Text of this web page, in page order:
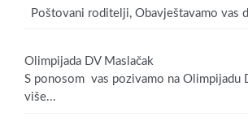
Poštovani roditelji, Obavještavamo vas
Olimpijada DV Maslačak
S ponosom vas pozivamo na Olimpijadu
više...